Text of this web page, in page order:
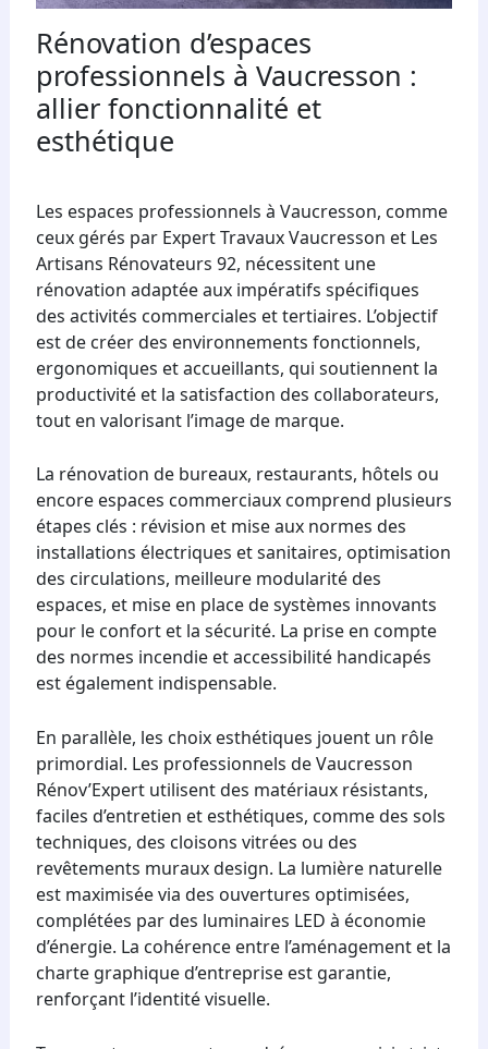
Rénovation d’espaces
professionnels à Vaucresson :
allier fonctionnalité et
esthétique
Les espaces professionnels à Vaucresson, comme
ceux gérés par Expert Travaux Vaucresson et Les
Artisans Rénovateurs 92, nécessitent une
rénovation adaptée aux impératifs spécifiques
des activités commerciales et tertiaires. L’objectif
est de créer des environnements fonctionnels,
ergonomiques et accueillants, qui soutiennent la
productivité et la satisfaction des collaborateurs,
tout en valorisant l’image de marque.
La rénovation de bureaux, restaurants, hôtels ou
encore espaces commerciaux comprend plusieurs
étapes clés : révision et mise aux normes des
installations électriques et sanitaires, optimisation
des circulations, meilleure modularité des
espaces, et mise en place de systèmes innovants
pour le confort et la sécurité. La prise en compte
des normes incendie et accessibilité handicapés
est également indispensable.
En parallèle, les choix esthétiques jouent un rôle
primordial. Les professionnels de Vaucresson
Rénov’Expert utilisent des matériaux résistants,
faciles d’entretien et esthétiques, comme des sols
techniques, des cloisons vitrées ou des
revêtements muraux design. La lumière naturelle
est maximisée via des ouvertures optimisées,
complétées par des luminaires LED à économie
d’énergie. La cohérence entre l’aménagement et la
charte graphique d’entreprise est garantie,
renforçant l’identité visuelle.